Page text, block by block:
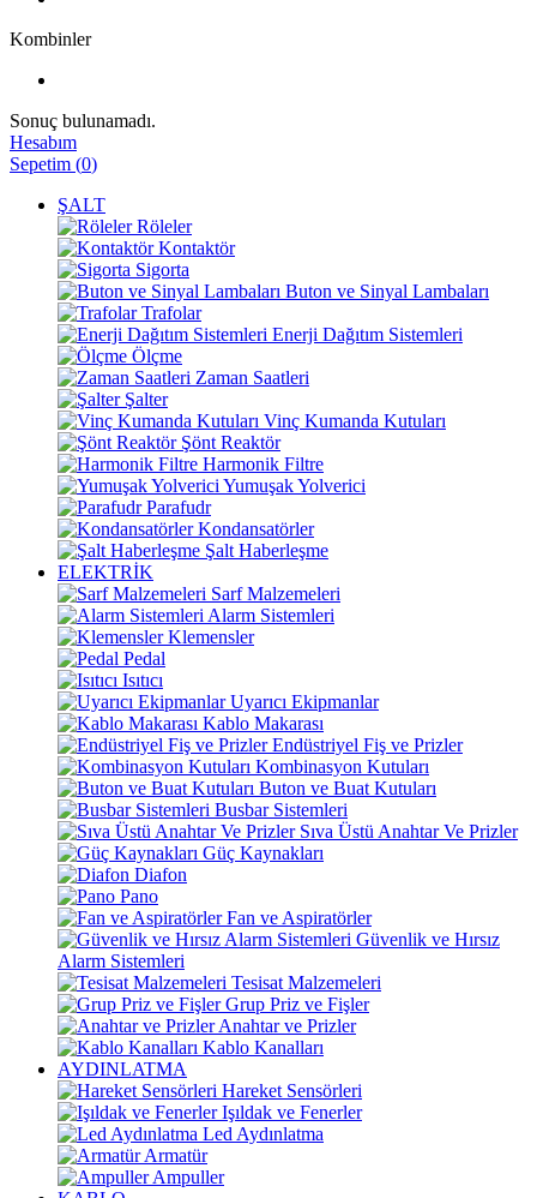
Kombinler
Sonuç bulunamadı.
Hesabım
Sepetim (0)
ŞALT
Röleler
Kontaktör
Sigorta
Buton ve Sinyal Lambaları
Trafolar
Enerji Dağıtım Sistemleri
Ölçme
Zaman Saatleri
Şalter
Vinç Kumanda Kutuları
Şönt Reaktör
Harmonik Filtre
Yumuşak Yolverici
Parafudr
Kondansatörler
Şalt Haberleşme
ELEKTRİK
Sarf Malzemeleri
Alarm Sistemleri
Klemensler
Pedal
Isıtıcı
Uyarıcı Ekipmanlar
Kablo Makarası
Endüstriyel Fiş ve Prizler
Kombinasyon Kutuları
Buton ve Buat Kutuları
Busbar Sistemleri
Sıva Üstü Anahtar Ve Prizler
Güç Kaynakları
Diafon
Pano
Fan ve Aspiratörler
Güvenlik ve Hırsız
Alarm Sistemleri
Tesisat Malzemeleri
Grup Priz ve Fişler
Anahtar ve Prizler
Kablo Kanalları
AYDINLATMA
Hareket Sensörleri
Işıldak ve Fenerler
Led Aydınlatma
Armatür
Ampuller